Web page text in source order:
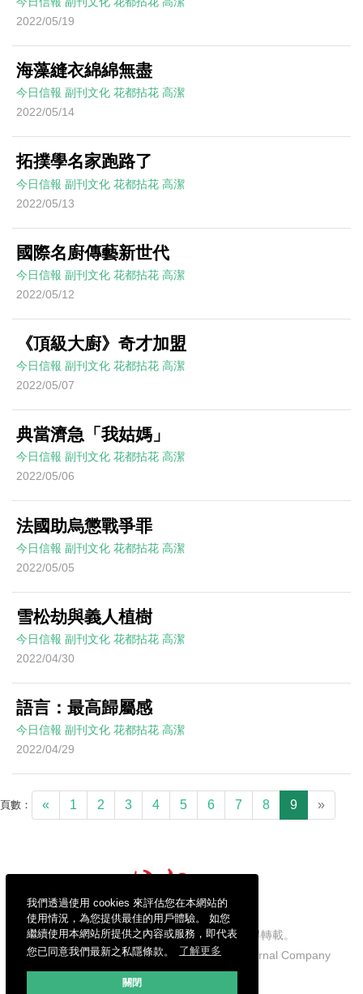
我們透過使用 cookies 來評估您在本網站的
使用情況，為您提供最佳的用戶體驗。 如您
繼續使用本網站所提供之內容或服務，即代表
您已同意我們最新之私隱條款。
了解更多
關閉
2022/05/19
海藻縫衣綿綿無盡
今日信報 副刊文化 花都拈花 高潔
2022/05/14
拓撲學名家跑路了
今日信報 副刊文化 花都拈花 高潔
2022/05/13
國際名廚傳藝新世代
今日信報 副刊文化 花都拈花 高潔
2022/05/12
《頂級大廚》奇才加盟
今日信報 副刊文化 花都拈花 高潔
2022/05/07
典當濟急「我姑媽」
今日信報 副刊文化 花都拈花 高潔
2022/05/06
法國助烏懲戰爭罪
今日信報 副刊文化 花都拈花 高潔
2022/05/05
雪松劫與義人植樹
今日信報 副刊文化 花都拈花 高潔
2022/04/30
語言：最高歸屬感
今日信報 副刊文化 花都拈花 高潔
2022/04/29
頁數： « 1 2 3 4 5 6 7 8 9 »
信報財經新聞有限公司版權所有，不得轉載。
Copyright © 2026 Hong Kong Economic Journal Company
Limited. All rights reserved.